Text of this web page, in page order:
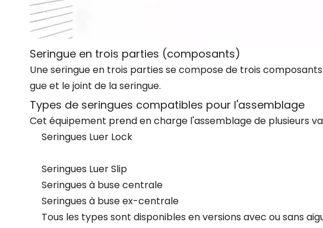
Seringue en trois parties (composants)
Une seringue en trois parties se compose de trois
gue et le joint de la seringue.
Types de seringues compatibles pour l'assemblage
Cet équipement prend en charge l'assemblage de plusieurs
Seringues Luer Lock
Seringues Luer Slip
Seringues à buse centrale
Seringues à buse ex-centrale
Tous les types sont disponibles en versions avec ou sans